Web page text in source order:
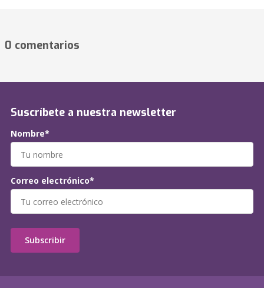
0 comentarios
Suscríbete a nuestra newsletter
Nombre*
Correo electrónico*
Subscribir